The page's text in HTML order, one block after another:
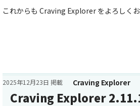
これからも Craving Explorer をよろしくお
Craving Explorer
2025年12月23日 掲載
Craving Explorer